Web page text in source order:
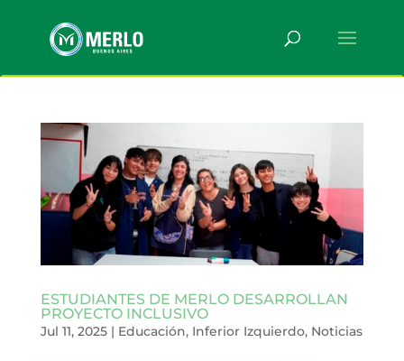
ESTUDIANTES DE MERLO DESARROLLAN
PROYECTO INCLUSIVO
Jul 11, 2025| Educación, Inferior Izquierdo, Noticias